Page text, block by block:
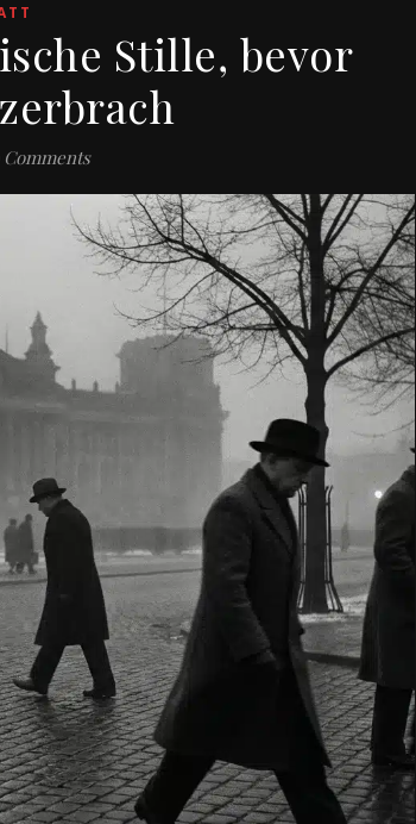
Stille, bevor
Comments